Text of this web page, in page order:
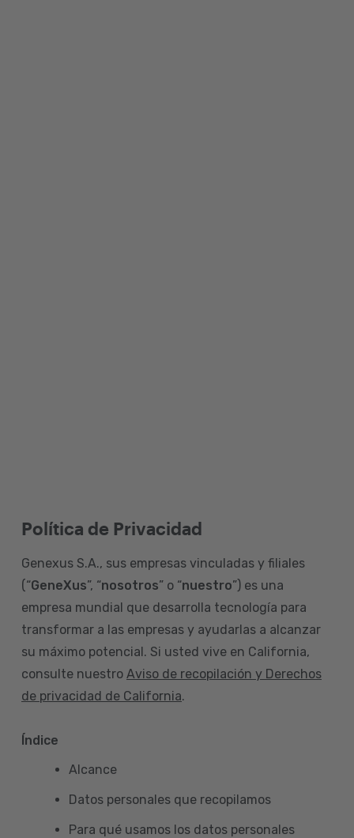
Política de Privacidad
Genexus S.A., sus empresas vinculadas y filiales
(“GeneXus”, “nosotros” o “nuestro”) es una
empresa mundial que desarrolla tecnología para
transformar a las empresas y ayudarlas a alcanzar
su máximo potencial. Si usted vive en California,
consulte nuestro Aviso de recopilación y Derechos
de privacidad de California.
Índice
Alcance
Datos personales que recopilamos
Para qué usamos los datos personales